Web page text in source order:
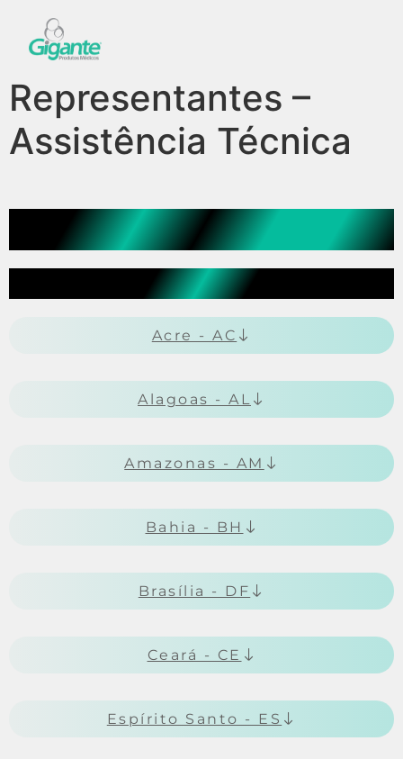
Representantes –
Assistência Técnica
Representantes
Assistência Técnica
Acre - AC
Alagoas - AL
Amazonas - AM
Bahia - BH
Brasília - DF
Ceará - CE
Espírito Santo - ES